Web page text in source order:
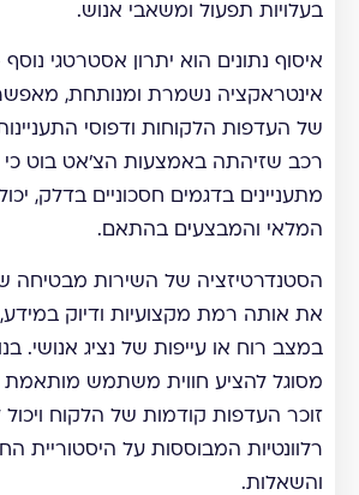
בעלויות תפעול ומשאבי אנוש.
איסוף נתונים הוא יתרון אסטרטגי
אינטראקציה נשמרת ומנותחת,
של העדפות הלקוחות ודפוסי
מתעניינים בדגמים חסכוניים בדלק,
המלאי והמבצעים בהתאם.
הסטנדרטיזציה של השירות מבטיחה
את אותה רמת מקצועיות ודיוק
במצב רוח או עייפות של נציג אנושי.
מסוגל להציע חווית משתמש מותאמת
זוכר העדפות קודמות של הלקוח
רלוונטיות המבוססות על היסטוריית
והשאלות.